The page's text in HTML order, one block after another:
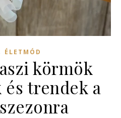
ÉLETMÓD
körmök
trendek a